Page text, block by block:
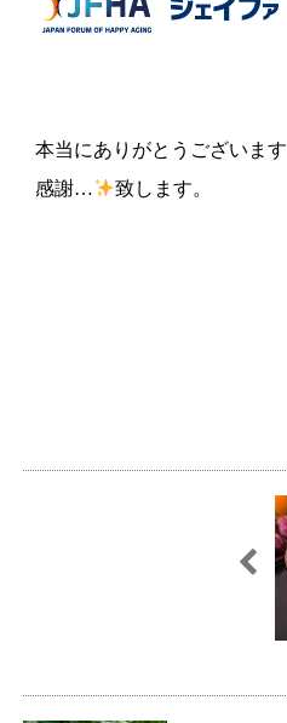
本当にありがとうございます
感謝…
致します。